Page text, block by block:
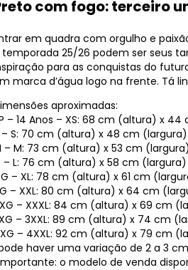
com fogo: terceiro
em quadra com orgulho e
temporada 25/26 podem ser seus
para as conquistas do
marca d’água logo na frente. Tá
aproximadas:
– 14 Anos – XS: 68 cm (altura) x
– S: 70 cm (altura) x 48 cm (largura)
– M: 73 cm (altura) x 53 cm (largura)
– L: 76 cm (altura) x 58 cm (largura)
– XL: 78 cm (altura) x 61 cm
– XXL: 80 cm (altura) x 64 cm
– XXXL: 84 cm (altura) x 69 cm
– 3XXL: 89 cm (altura) x 74 cm
– 4XXL: 92 cm (altura) x 79 cm
haver uma variação de 2 a 3
o modelo de venda